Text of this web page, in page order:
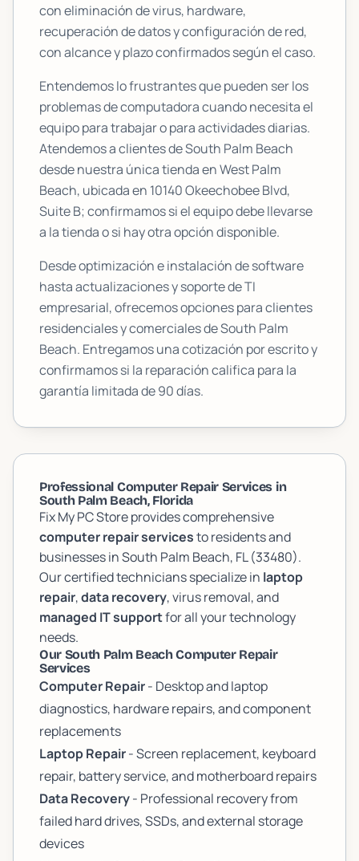
con eliminación de virus, hardware,
recuperación de datos y configuración de red,
con alcance y plazo confirmados según el caso.
Entendemos lo frustrantes que pueden ser los
problemas de computadora cuando necesita el
equipo para trabajar o para actividades diarias.
Atendemos a clientes deSouth Palm Beach
desde nuestra única tienda en West Palm
Beach, ubicada en 10140 Okeechobee Blvd,
Suite B; confirmamos si el equipo debe llevarse
a la tienda o si hay otra opción disponible.
Desde optimización e instalación de software
hasta actualizaciones y soporte de TI
empresarial, ofrecemos opciones para clientes
residenciales y comerciales deSouth Palm
Beach. Entregamos una cotización por escrito y
confirmamos si la reparación califica para la
garantía limitada de 90 días.
Professional Computer Repair Services in
South Palm Beach, Florida
Fix My PC Store provides comprehensive
computer repair servicesto residents and
businesses in South Palm Beach, FL (33480).
Our certified technicians specialize in laptop
repair,data recovery, virus removal, and
managed IT supportfor all your technology
needs.
Our South Palm Beach Computer Repair
Services
Computer Repair- Desktop and laptop
diagnostics, hardware repairs, and component
replacements
Laptop Repair- Screen replacement, keyboard
repair, battery service, and motherboard repairs
Data Recovery- Professional recovery from
failed hard drives, SSDs, and external storage
devices